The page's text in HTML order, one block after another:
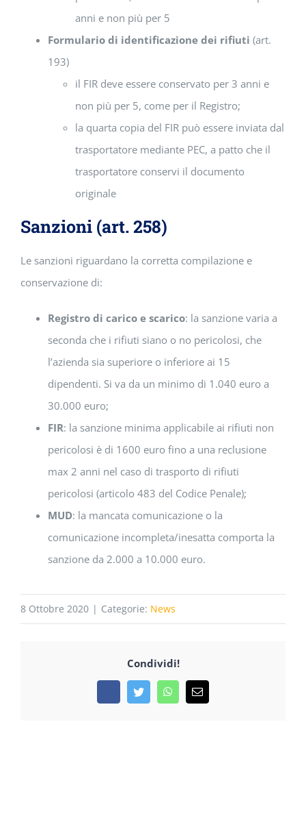
anni e non più per 5
Formulario di identificazione dei rifiuti (art.
193)
il FIR deve essere conservato per 3 anni e
non più per 5, come per il Registro;
la quarta copia del FIR può essere inviata dal
trasportatore mediante PEC, a patto che il
trasportatore conservi il documento
originale
Sanzioni (art. 258)
Le sanzioni riguardano la corretta compilazione e
conservazione di:
Registro di carico e scarico: la sanzione varia a
seconda che i rifiuti siano o no pericolosi, che
l’azienda sia superiore o inferiore ai 15
dipendenti. Si va da un minimo di 1.040 euro a
30.000 euro;
FIR: la sanzione minima applicabile ai rifiuti non
pericolosi è di 1600 euro fino a una reclusione
max 2 anni nel caso di trasporto di rifiuti
pericolosi (articolo 483 del Codice Penale);
MUD: la mancata comunicazione o la
comunicazione incompleta/inesatta comporta la
sanzione da 2.000 a 10.000 euro.
8 Ottobre 2020 | Categorie: News
Condividi!
FacebookTwitterWhatsApp
Email